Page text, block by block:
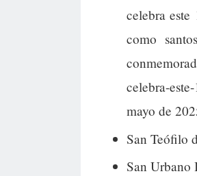
celebra
como
celebra-
mayo de
San Teófilo
San Urbano